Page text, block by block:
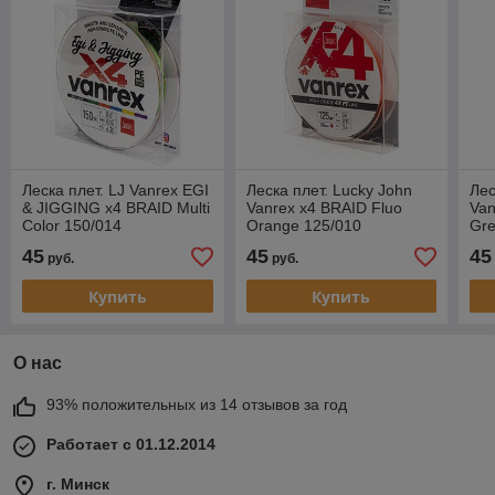
Леска плет. LJ Vanrex EGI
& JIGGING х4 BRAID Multi
Color 150/014
45 руб.
Купить
Леска плет. Lucky John
Vanrex х4 BRAID Fluo
Orange 125/010
45руб.
Купить
45
О нас
93% положительных из 14 отзывов за год
Работает с 01.12.2014
г. Минск